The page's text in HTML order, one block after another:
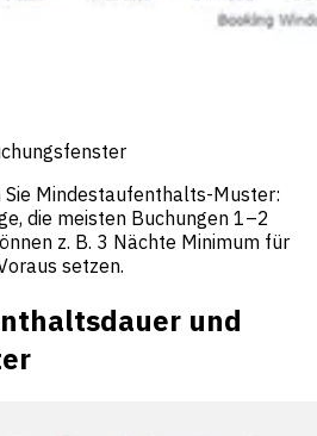
Sie Mindestaufenthalts-Muster:
die meisten Buchungen 1–2
z. B. 3 Nächte Minimum für
setzen.
und